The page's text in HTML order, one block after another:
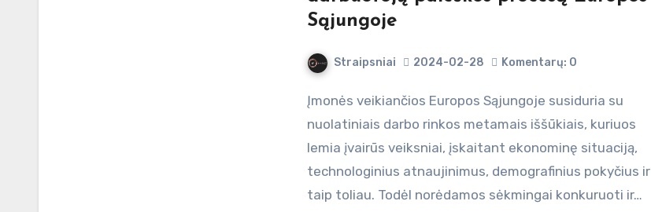
Sąjungoje
Straipsniai 2024-02-28 Komentarų: 0
Įmonės veikiančios Europos Sąjungoje susiduria su
nuolatiniais darbo rinkos metamais iššūkiais, kuriuos
lemia įvairūs veiksniai, įskaitant ekonominę situaciją,
technologinius atnaujinimus, demografinius pokyčius ir
taip toliau. Todėl norėdamos sėkmingai konkuruoti ir…